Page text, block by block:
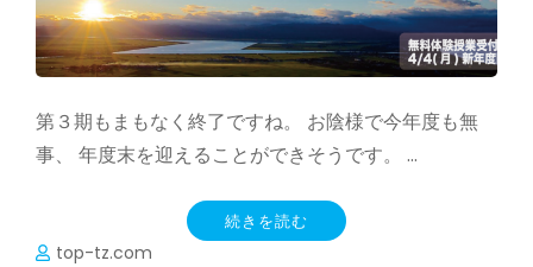
第３期もまもなく終了ですね。 お陰様で今年度も無
事、 年度末を迎えることができそうです。 …
続きを読む
top-tz.com